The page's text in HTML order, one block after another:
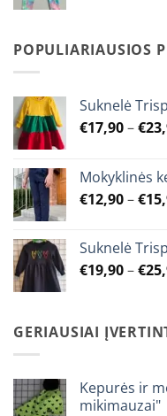
POPULIARIAUSIOS
Suknelė
€17,90–€
Mokyklinės
€12,90–€
Suknelė
€19,90–€
GERIAUSIAI
Kepurės ir
mikimauzai"